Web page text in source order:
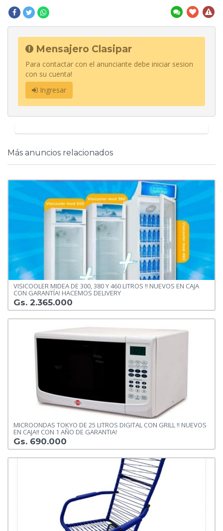
Mensajero Clasipar
Para contactar con el anunciante debe iniciar sesion
con su cuenta!
Ingresar
Más anuncios relacionados
VISICOOLER MIDEA DE 300, 380 Y 460 LITROS !! NUEVOS EN CAJA
CON GARANTÍA! HACEMOS DELIVERY
Gs. 2.365.000
MICROONDAS TOKYO DE 25 LITROS DIGITAL CON GRILL !! NUEVOS
EN CAJA!! CON 1 AÑO DE GARANTIA!
Gs. 690.000